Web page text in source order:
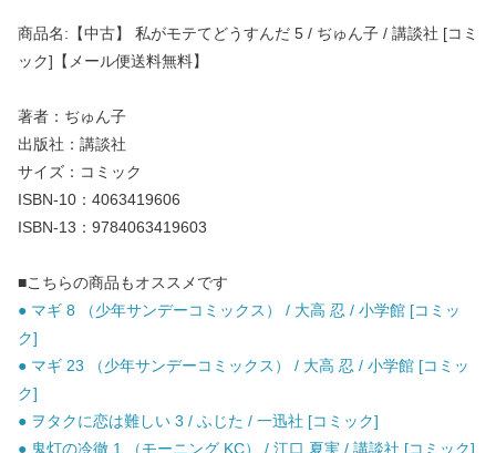
商品名:【中古】 私がモテてどうすんだ 5 / ぢゅん子 / 講談社 [コミ
ック]【メール便送料無料】
著者：ぢゅん子
出版社：講談社
サイズ：コミック
ISBN-10：4063419606
ISBN-13：9784063419603
■こちらの商品もオススメです
● マギ 8 （少年サンデーコミックス） / 大高 忍 / 小学館 [コミッ
ク]
● マギ 23 （少年サンデーコミックス） / 大高 忍 / 小学館 [コミッ
ク]
● ヲタクに恋は難しい 3 / ふじた / 一迅社 [コミック]
● 鬼灯の冷徹 1 （モーニング KC） / 江口 夏実 / 講談社 [コミック]